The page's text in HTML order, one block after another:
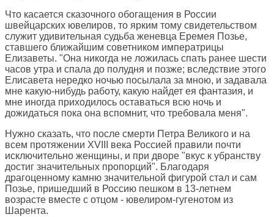
Что касается сказочного обогащения в России
швейцарских ювелиров, то ярким тому свидетельством
служит удивительная судьба женевца Еремея Позье,
ставшего ближайшим советником императрицы
Елизаветы. "Она никогда не ложилась спать ранее шести
часов утра и спала до полудня и позже; вследствие этого
Елисавета нередко ночью посылала за мною, и задавала
мне какую-нибудь работу, какую найдет ея фантазия, и
мне иногда приходилось оставаться всю ночь и
дожидаться пока она вспомнит, что требовала меня".
Нужно сказать, что после смерти Петра Великого и на
всем протяжении XVIII века Россией правили почти
исключительно женщины, и при дворе "вкус к убранству
достиг значительных пропорций". Благодаря
драгоценному камню значительной фигурой стал и сам
Позье, пришедший в Россию пешком в 13-летнем
возрасте вместе с отцом - ювелиром-гугенотом из
Шарента.